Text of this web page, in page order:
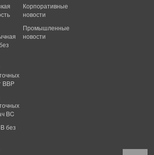
BBP
BC
без
Корпоративные
новости
Промышленные
новости